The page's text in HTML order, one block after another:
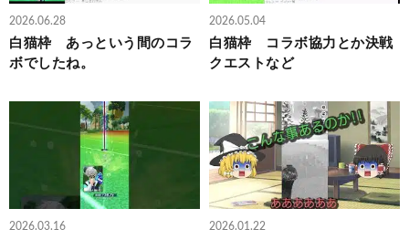
2026.06.28
白猫枠 あっという間のコラ
ボでしたね。
2026.05.04
白猫枠 コラボ協力とか決戦
クエストなど
2026.03.16 2026.01.22